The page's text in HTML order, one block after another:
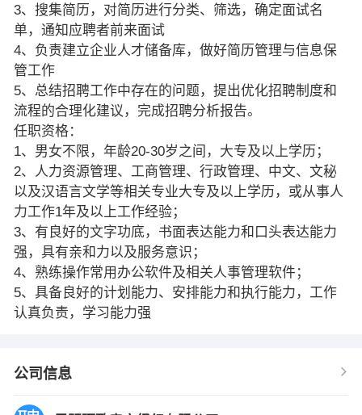
3、搜集简历，对简历进行分类、筛选，确定面试名
单，通知应聘者前来面试
4、负责建立企业人才储备库，做好简历管理与信息保
管工作
5、总结招聘工作中存在的问题，提出优化招聘制度和
流程的合理化建议，完成招聘分析报告。
任职资格：
1、男女不限，年龄20-30岁之间，大专及以上学历；
2、人力资源管理、工商管理、行政管理、中文、文秘
以及汉语言文学等相关专业大专及以上学历，或从事人
力工作1年及以上工作经验；
3、有良好的文字功底，书面表达能力和口头表达能力
强，具有亲和力以及服务意识；
4、熟练操作常用办公软件及相关人事管理软件；
5、具备良好的计划能力、安排能力和执行能力，工作
认真负责，学习能力强
公司信息